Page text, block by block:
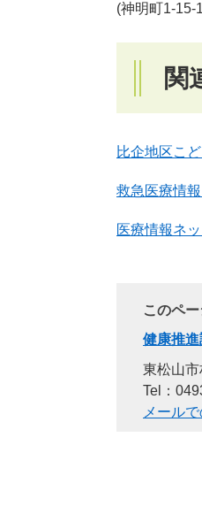
(神明町
関
比企地区こ
救急医療情
医療情報ネ
このペ
健康推進
東松山
Tel：
メール